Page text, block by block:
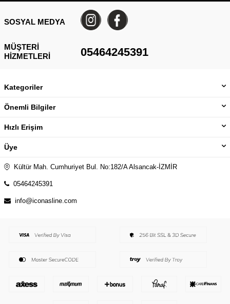
SOSYAL MEDYA
MÜŞTERI
HIZMETLERI
05464245391
Kategoriler
Önemli Bilgiler
Hızlı Erişim
Üye
Kültür Mah. Cumhuriyet Bul. No:182/A Alsancak-İZMİR
05464245391
info@iconasline.com